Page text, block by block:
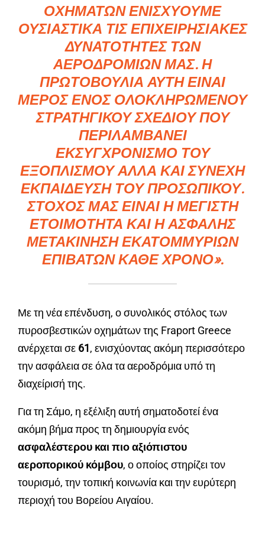
ΟΧΗΜΆΤΩΝ ΕΝΙΣΧΎΟΥΜΕ
ΟΥΣΙΑΣΤΙΚΆ ΤΙΣ ΕΠΙΧΕΙΡΗΣΙΑΚΈΣ
ΔΥΝΑΤΌΤΗΤΕΣ ΤΩΝ
ΑΕΡΟΔΡΟΜΊΩΝ ΜΑΣ. Η
ΠΡΩΤΟΒΟΥΛΊΑ ΑΥΤΉ ΕΊΝΑΙ
ΜΈΡΟΣ ΕΝΌΣ ΟΛΟΚΛΗΡΩΜΈΝΟΥ
ΣΤΡΑΤΗΓΙΚΟΎ ΣΧΕΔΊΟΥ ΠΟΥ
ΠΕΡΙΛΑΜΒΆΝΕΙ
ΕΚΣΥΓΧΡΟΝΙΣΜΌ ΤΟΥ
ΕΞΟΠΛΙΣΜΟΎ ΑΛΛΆ ΚΑΙ ΣΥΝΕΧΉ
ΕΚΠΑΊΔΕΥΣΗ ΤΟΥ ΠΡΟΣΩΠΙΚΟΎ.
ΣΤΌΧΟΣ ΜΑΣ ΕΊΝΑΙ Η ΜΈΓΙΣΤΗ
ΕΤΟΙΜΌΤΗΤΑ ΚΑΙ Η ΑΣΦΑΛΉΣ
ΜΕΤΑΚΊΝΗΣΗ ΕΚΑΤΟΜΜΥΡΊΩΝ
ΕΠΙΒΑΤΏΝ ΚΆΘΕ ΧΡΌΝΟ».
Με τη νέα επένδυση, ο συνολικός στόλος των
πυροσβεστικών οχημάτων της Fraport Greece
ανέρχεται σε 61, ενισχύοντας ακόμη περισσότερο
την ασφάλεια σε όλα τα αεροδρόμια υπό τη
διαχείρισή της.
Για τη Σάμο, η εξέλιξη αυτή σηματοδοτεί ένα
ακόμη βήμα προς τη δημιουργία ενός
ασφαλέστερου και πιο αξιόπιστου
αεροπορικού κόμβου, ο οποίος στηρίζει τον
τουρισμό, την τοπική κοινωνία και την ευρύτερη
περιοχή του Βορείου Αιγαίου.